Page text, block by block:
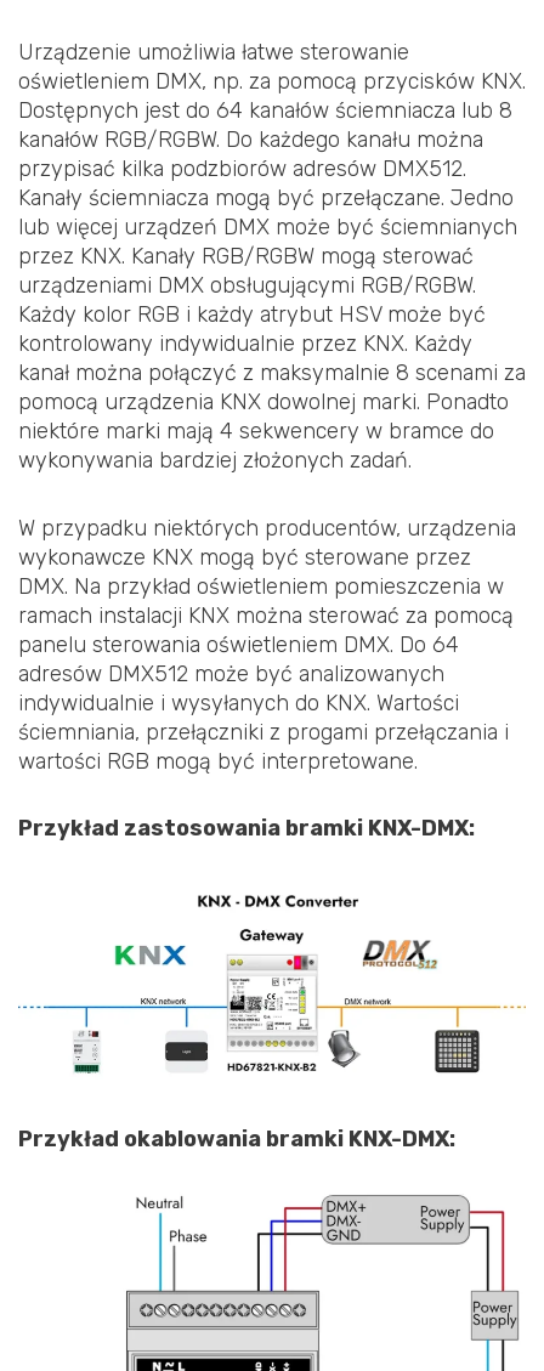
Urządzenie umożliwia łatwe sterowanie
oświetleniem DMX, np. za pomocą przycisków KNX.
Dostępnych jest do 64 kanałów ściemniacza lub 8
kanałów RGB/RGBW. Do każdego kanału można
przypisać kilka podzbiorów adresów DMX512.
Kanały ściemniacza mogą być przełączane. Jedno
lub więcej urządzeń DMX może być ściemnianych
przez KNX. Kanały RGB/RGBW mogą sterować
urządzeniami DMX obsługującymi RGB/RGBW.
Każdy kolor RGB i każdy atrybut HSV może być
kontrolowany indywidualnie przez KNX. Każdy
kanał można połączyć z maksymalnie 8 scenami za
pomocą urządzenia KNX dowolnej marki. Ponadto
niektóre marki mają 4 sekwencery w bramce do
wykonywania bardziej złożonych zadań.
W przypadku niektórych producentów, urządzenia
wykonawcze KNX mogą być sterowane przez
DMX. Na przykład oświetleniem pomieszczenia w
ramach instalacji KNX można sterować za pomocą
panelu sterowania oświetleniem DMX. Do 64
adresów DMX512 może być analizowanych
indywidualnie i wysyłanych do KNX. Wartości
ściemniania, przełączniki z progami przełączania i
wartości RGB mogą być interpretowane.
Przykład zastosowania bramki KNX-DMX:
Przykład okablowania bramki KNX-DMX: